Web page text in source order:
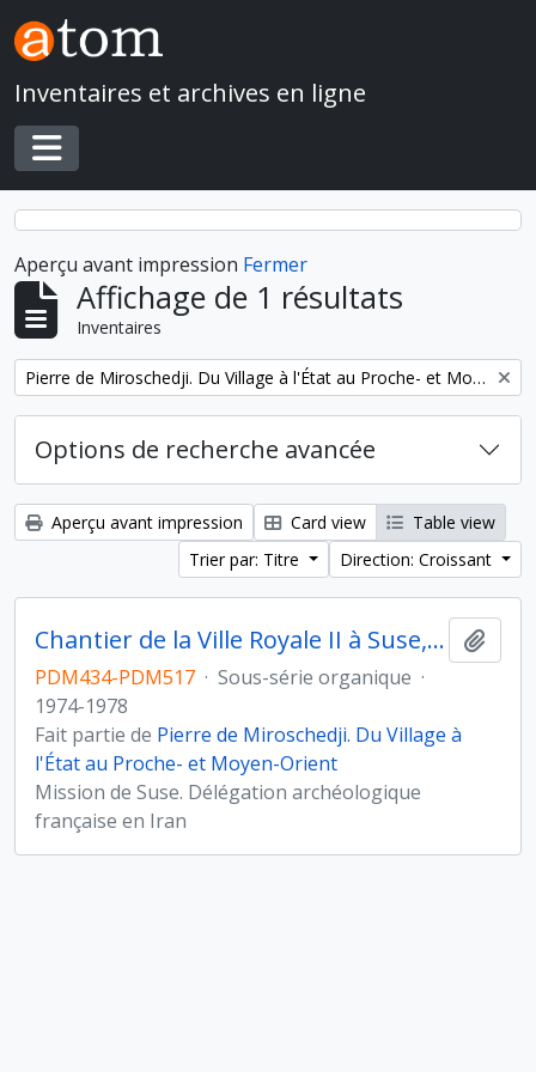
Skip to main content
Inventaires et archives en ligne
Toggle navigation
Aperçu avant impression Fermer
Affichage de 1 résultats
Inventaires
Remove filter: Pierre de Miroschedji. Du Village à l'État au Proche- et Moyen-Orient
Options de recherche avancée
Aperçu avant impression Card view
Table view
Trier par: Titre
Direction: Croissant
Chantier de la Ville Royale II à Suse, Iran
PDM434-PDM517 · Sous-série organique ·
1974-1978
Fait partie de Pierre de Miroschedji. Du Village à
l'État au Proche- et Moyen-Orient
Mission de Suse. Délégation archéologique
française en Iran